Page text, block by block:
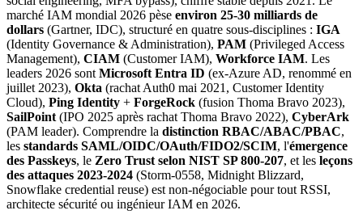
marché IAM mondial 2026 pèse environ 25-30 milliards de
dollars (Gartner, IDC), structuré en quatre sous-disciplines : IGA
(Identity Governance & Administration), PAM (Privileged Access
Management), CIAM (Customer IAM), Workforce IAM. Les
leaders 2026 sont Microsoft Entra ID (ex-Azure AD, renommé en
juillet 2023), Okta (rachat Auth0 mai 2021, Customer Identity
Cloud), Ping Identity + ForgeRock (fusion Thoma Bravo 2023),
SailPoint (IPO 2025 après rachat Thoma Bravo 2022), CyberArk
(PAM leader). Comprendre la distinction RBAC/ABAC/PBAC,
les standards SAML/OIDC/OAuth/FIDO2/SCIM, l'émergence
des Passkeys, le Zero Trust selon NIST SP 800-207, et les leçons
des attaques 2023-2024 (Storm-0558, Midnight Blizzard,
Snowflake credential reuse) est non-négociable pour tout RSSI,
architecte sécurité ou ingénieur IAM en 2026.